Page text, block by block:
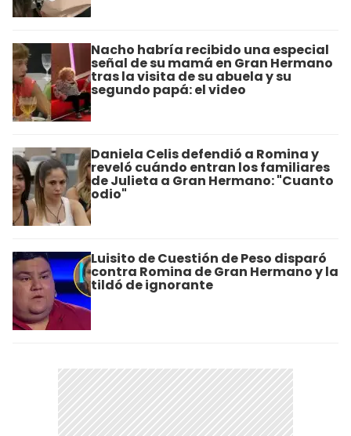
Nacho habría recibido una especial
señal de su mamá en Gran Hermano
tras la visita de su abuela y su
segundo papá: el video
Daniela Celis defendió a Romina y
reveló cuándo entran los familiares
de Julieta a Gran Hermano: "Cuanto
odio"
Luisito de Cuestión de Peso disparó
contra Romina de Gran Hermano y la
tildó de ignorante